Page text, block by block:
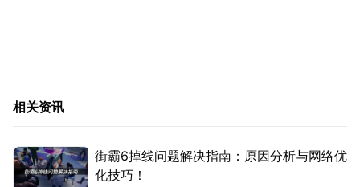
相关资讯
街霸6掉线问题解决指南：原因分析与网络优
化技巧！